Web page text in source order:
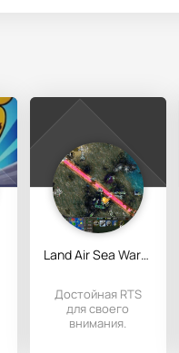
Land Air Sea Warfare
Достойная RTS
для своего
внимания.